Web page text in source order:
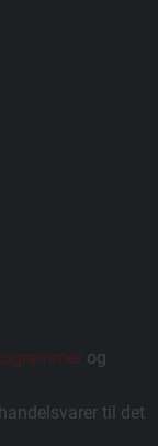
og
til det